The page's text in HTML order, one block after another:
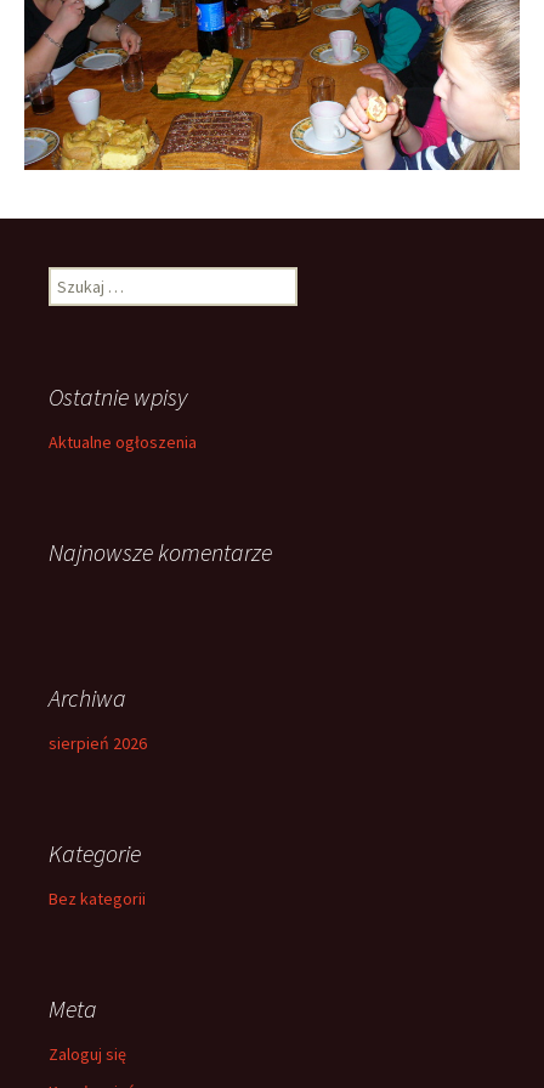
Szukaj:
Ostatnie wpisy
Aktualne ogłoszenia
Najnowsze komentarze
Archiwa
sierpień 2026
Kategorie
Bez kategorii
Meta
Zaloguj się